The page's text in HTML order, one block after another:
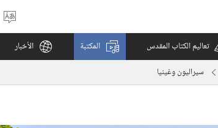
تعاليم الكتاب المقدس المكتبة الأخبار
سيراليون وغينيا